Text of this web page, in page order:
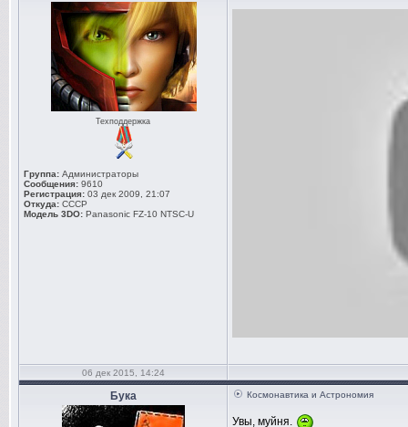
Техподдержка
Группа: Администраторы
Сообщения: 9610
Регистрация: 03 дек 2009, 21:07
Откуда: СССР
Модель 3DO: Panasonic FZ-10 NTSC-U
06 дек 2015, 14:24
Бука Космонавтика и Астрономия
Увы, муйня.